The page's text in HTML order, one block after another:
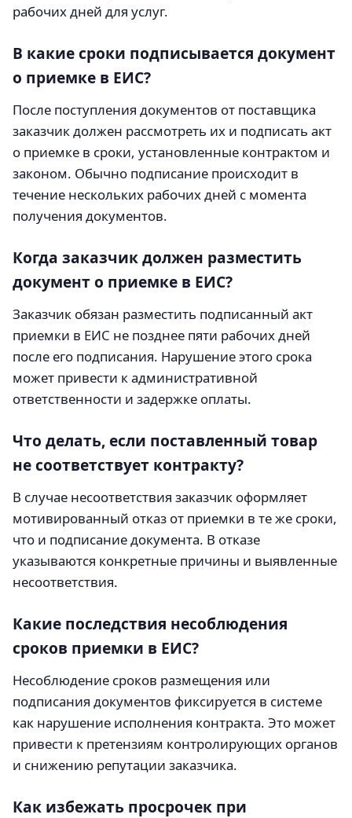
рабочих дней для услуг.
В какие сроки подписывается документ
о приемке в ЕИС?
После поступления документов от поставщика
заказчик должен рассмотреть их и подписать акт
о приемке в сроки, установленные контрактом и
законом. Обычно подписание происходит в
течение нескольких рабочих дней с момента
получения документов.
Когда заказчик должен разместить
документ о приемке в ЕИС?
Заказчик обязан разместить подписанный акт
приемки в ЕИС не позднее пяти рабочих дней
после его подписания. Нарушение этого срока
может привести к административной
ответственности и задержке оплаты.
Что делать, если поставленный товар
не соответствует контракту?
В случае несоответствия заказчик оформляет
мотивированный отказ от приемки в те же сроки,
что и подписание документа. В отказе
указываются конкретные причины и выявленные
несоответствия.
Какие последствия несоблюдения
сроков приемки в ЕИС?
Несоблюдение сроков размещения или
подписания документов фиксируется в системе
как нарушение исполнения контракта. Это может
привести к претензиям контролирующих органов
и снижению репутации заказчика.
Как избежать просрочек при